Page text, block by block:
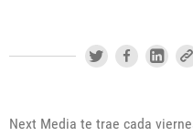
Next Media te trae cada